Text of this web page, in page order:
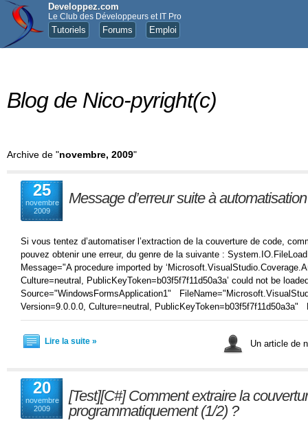
Developpez.com
Le Club des Développeurs et IT Pro
Tutoriels Forums Emploi
Blog de Nico-pyright(c)
Archive de "novembre, 2009"
25
novembre
2009
Message d’erreur suite à
Si vous tentez d’automatiser l’extraction de la couverture de code,
pouvez obtenir une erreur, du genre de la suivante :
Message="A procedure imported by
Culture=neutral, PublicKeyToken=b03f5f7f11d50a3a’ could not be
Source="WindowsFormsApplication1"
Version=9.0.0.0, Culture=neutral, PublicKeyToken=b03f5f7f11d50a3a"
Lire la suite » Un article de
20
novembre
2009
[Test][C#] Comment extraire la
programmatiquement (1/2) ?